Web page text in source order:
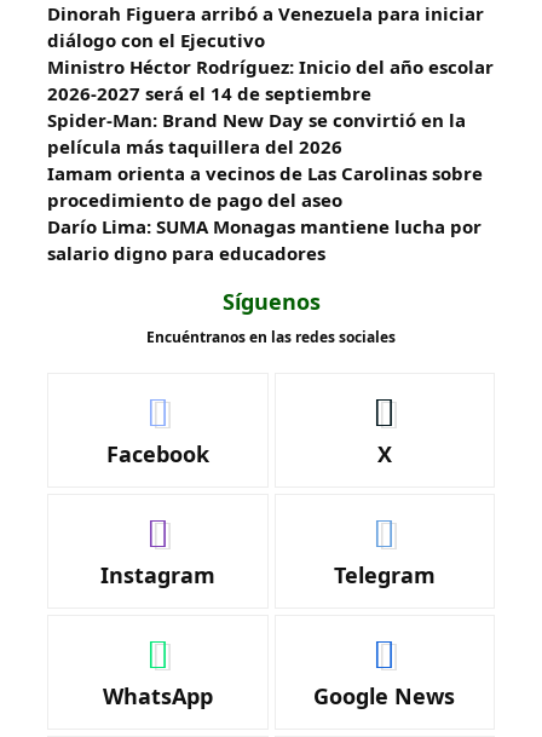
Dinorah Figuera arribó a Venezuela para iniciar
diálogo con el Ejecutivo
Ministro Héctor Rodríguez: Inicio del año escolar
2026-2027 será el 14 de septiembre
Spider-Man: Brand New Day se convirtió en la
película más taquillera del 2026
Iamam orienta a vecinos de Las Carolinas sobre
procedimiento de pago del aseo
Darío Lima: SUMA Monagas mantiene lucha por
salario digno para educadores
Síguenos
Encuéntranos en las redes sociales
Facebook X
Instagram Telegram
WhatsApp Google News